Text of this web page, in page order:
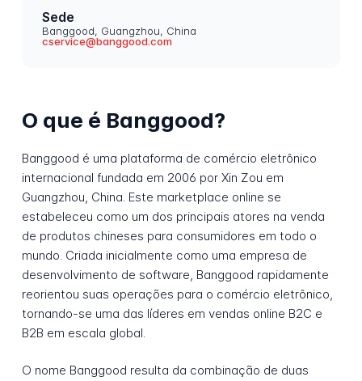
Sede
Banggood, Guangzhou, China
cservice@banggood.com
O que é Banggood?
Banggood é uma plataforma de comércio eletrônico
internacional fundada em 2006 por Xin Zou em
Guangzhou, China. Este marketplace online se
estabeleceu como um dos principais atores na venda
de produtos chineses para consumidores em todo o
mundo. Criada inicialmente como uma empresa de
desenvolvimento de software, Banggood rapidamente
reorientou suas operações para o comércio eletrônico,
tornando-se uma das líderes em vendas online B2C e
B2B em escala global.
O nome Banggood resulta da combinação de duas